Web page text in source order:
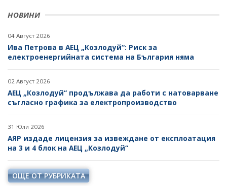
НОВИНИ
04 Август 2026
Ива Петрова в АЕЦ „Козлодуй“: Риск за
електроенергийната система на България няма
02 Август 2026
АЕЦ „Козлодуй“ продължава да работи с натоварване
съгласно графика за електропроизводство
31 Юли 2026
АЯР издаде лицензия за извеждане от експлоатация
на 3 и 4 блок на АЕЦ „Козлодуй“
ОЩЕ ОТ РУБРИКАТА